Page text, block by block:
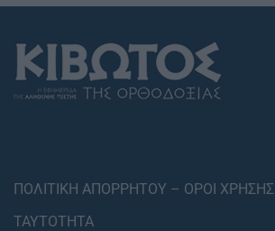
ΠΟΛΙΤΙΚΗ ΑΠΟΡΡΗΤΟΥ – ΟΡΟΙ ΧΡΗΣΗΣ
ΤΑΥΤΟΤΗΤΑ